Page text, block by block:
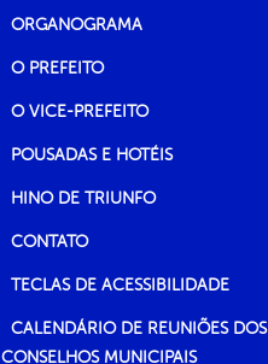
ORGANOGRAMA
O PREFEITO
O VICE-PREFEITO
POUSADAS E HOTÉIS
HINO DE TRIUNFO
CONTATO
TECLAS DE ACESSIBILIDADE
CALENDÁRIO DE REUNIÕES DOS
CONSELHOS MUNICIPAIS